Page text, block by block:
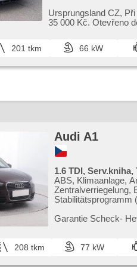
Stabilitätsprogramm
Nebelscheinwerfer,
Ursprungsland CZ,​
35 000 Kč. Otevřeno
201 tkm 66 kW
Audi A1
1.6 TDI, Serv.kniha,
ABS, Klimaanlage,
Zentralverriegelung,
Stabilitätsprogramm
Handgetriebe
Garantie Scheck​-
208 tkm 77 kW